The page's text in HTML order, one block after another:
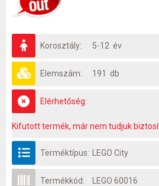
Korosztály: 5-12 év
Elemszám: 191 db
Elérhetőség:
Kifutott termék, már nem tudjuk
Terméktípus: LEGO City
Termékkód: LEGO 60016